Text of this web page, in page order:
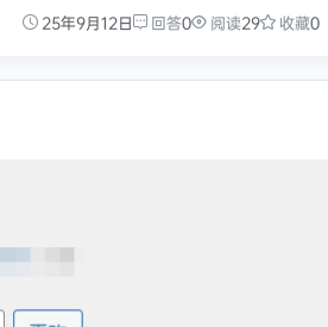
25年9月12日 回答0 阅读29 收藏0